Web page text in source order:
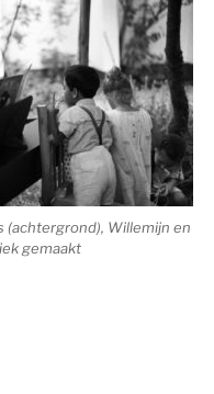
(achtergrond), Willemijn en
gemaakt